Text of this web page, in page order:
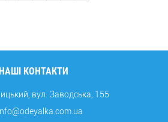
НАШІ КОНТАКТИ
вул. Заводська, 155